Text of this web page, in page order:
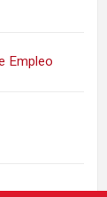
Empleo